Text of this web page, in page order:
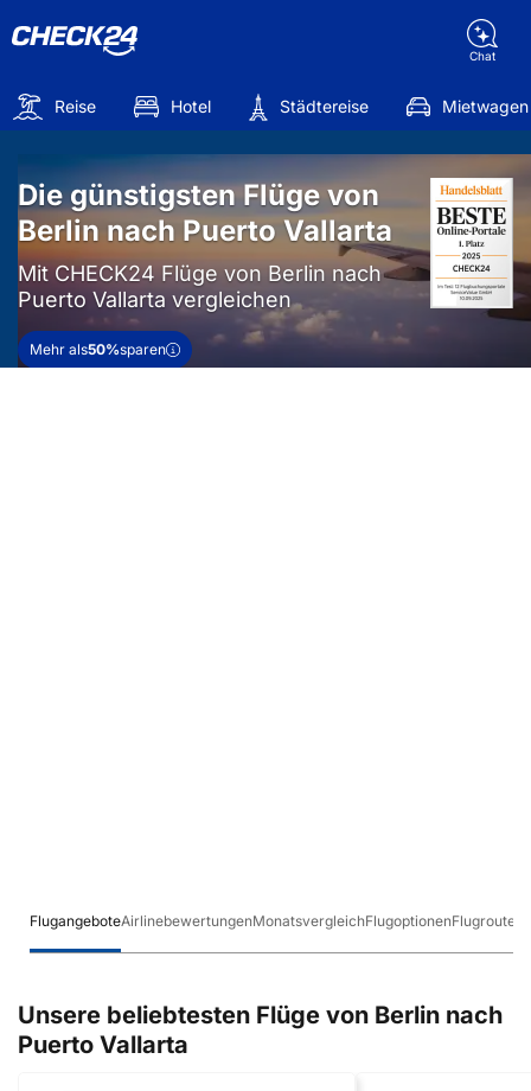
Chat
Reise Hotel Städtereise Mietwagen
Die günstigsten Flüge von
Berlin nach Puerto Vallarta
Mit CHECK24 Flüge von Berlin nach
Puerto Vallarta vergleichen
Mehr als50%sparen
FlugangeboteAirlinebewertungenMonatsvergleichFlugoptionenFlugrouten
Unsere beliebtesten Flüge von Berlin nach
Puerto Vallarta